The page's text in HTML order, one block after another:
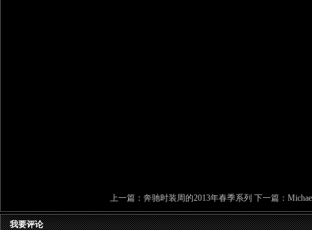
上一篇： 奔驰时装周的2013年春季系列 下一篇：
我要评论